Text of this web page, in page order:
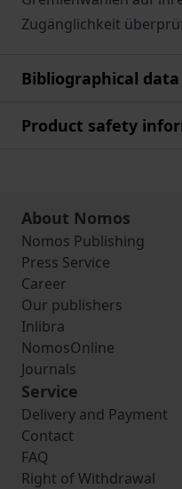
Zugänglichkeit
Bibliographical data
Product safety
About Nomos
Nomos Publishing
Press Service
Career
Our publishers
Inlibra
NomosOnline
Journals
Service
Delivery and Payment
Contact
FAQ
Right of Withdrawal